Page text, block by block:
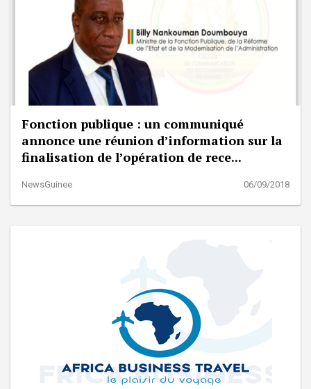
Fonction publique : un communiqué
annonce une réunion d’information sur la
finalisation de l’opération de rece...
NewsGuinee 06/09/2018